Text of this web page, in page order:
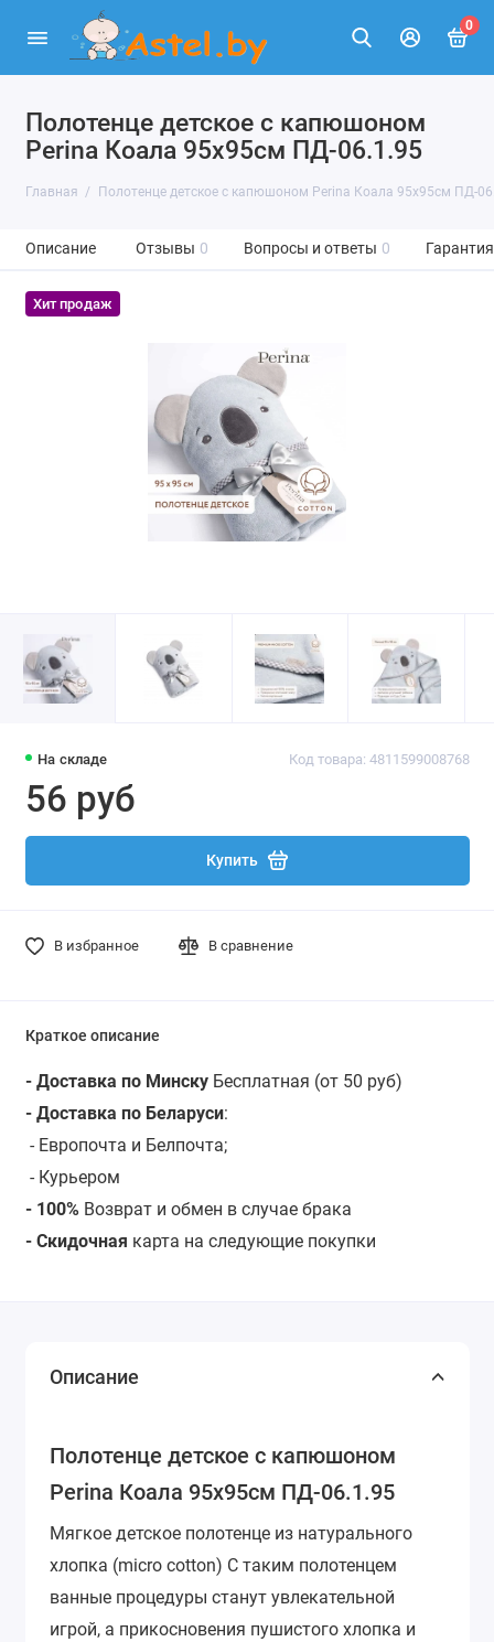
0
Полотенце детское с капюшоном
Perina Коала 95х95см ПД-06.1.95
Главная Полотенце детское с капюшоном Perina Коала 95х95см ПД-
Описание Отзывы 0 Вопросы и ответы 0 Гарантия
Хит продаж
На складе Код товара: 4811599008768
56 руб
Купить
В избранное В сравнение
Краткое описание
- Доставка по МинскуБесплатная (от 50 руб)
- Доставка по Беларуси:
- Европочта и Белпочта;
- Курьером
- 100% Возврат и обмен в случае брака
- Скидочная карта на следующие покупки
Описание
Полотенце детское с капюшоном
Perina Коала 95х95см ПД-06.1.95
Мягкое детское полотенце из натурального
хлопка (micro cotton) С таким полотенцем
ванные процедуры станут увлекательной
игрой, а прикосновения пушистого хлопка и